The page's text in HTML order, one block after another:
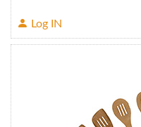
Log IN